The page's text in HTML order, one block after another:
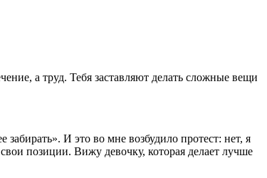
а труд. Тебя заставляют делать сложные вещи
И это во мне возбудило протест: нет, я
позиции. Вижу девочку, которая делает лучше